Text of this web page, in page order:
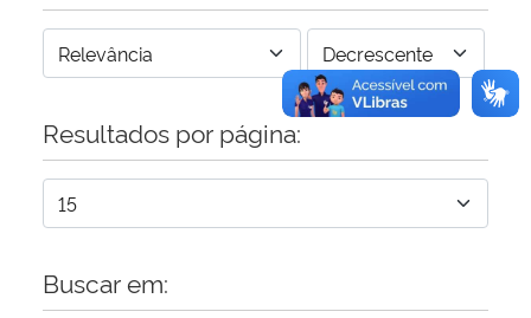
Banco Central do Brasil
Resultados por página:
Buscar em: